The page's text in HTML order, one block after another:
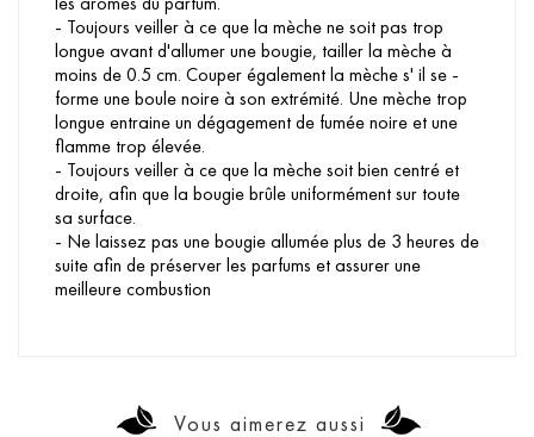
- Toujours veiller à ce que la mèche ne soit pas trop
longue avant d'allumer une bougie, tailler la mèche à
moins de 0.5 cm. Couper également la mèche s' il se -
forme une boule noire à son extrémité. Une mèche trop
longue entraine un dégagement de fumée noire et une
flamme trop élevée.
- Toujours veiller à ce que la mèche soit bien centré et
droite, afin que la bougie brûle uniformément sur toute
sa surface.
- Ne laissez pas une bougie allumée plus de 3 heures de
suite afin de préserver les parfums et assurer une
meilleure combustion
Vous aimerez aussi